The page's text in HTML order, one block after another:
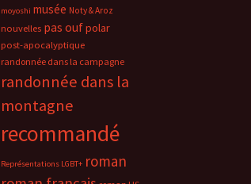
moyoshi musée Noty & Aroz
nouvelles pas oufpolar
post-apocalyptique
randonnée dans la campagne
randonnée dans la
montagne
recommandé
Représentations LGBT+ roman